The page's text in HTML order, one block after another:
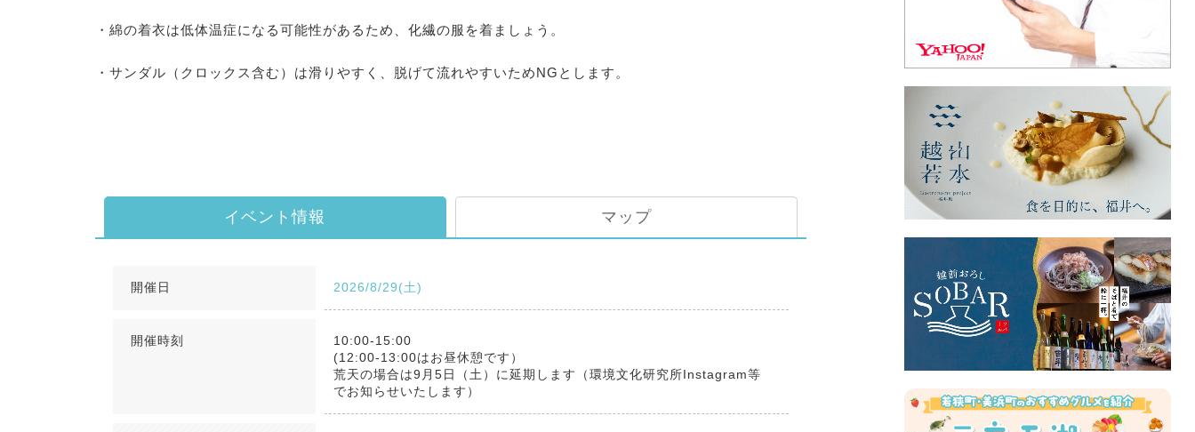
・綿の着衣は低体温症になる可能性があるため、化繊の服を着ましょう。
・サンダル（クロックス含む）は滑りやすく、脱げて流れやすいためNGとします。
イベント情報 マップ
開催日 2026/8/29(土)
開催時刻
10:00-15:00
(12:00-13:00はお昼休憩です）
荒天の場合は9月5日（土）に延期します（環境文化研究所Instagram等
でお知らせいたします）